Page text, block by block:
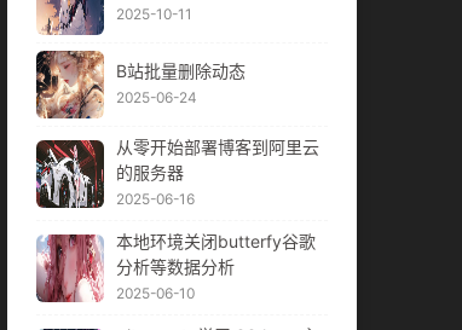
2025-10-11
B站批量删除动态
2025-06-24
从零开始部署博客到阿里云
的服务器
2025-06-16
本地环境关闭butterfy谷歌
分析等数据分析
2025-06-10